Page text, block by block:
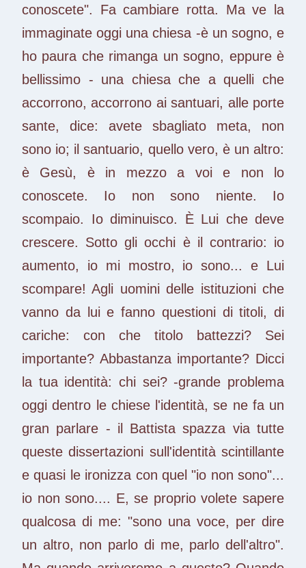
conoscete". Fa cambiare rotta. Ma ve la
immaginate oggi una chiesa -è un sogno, e
ho paura che rimanga un sogno, eppure è
bellissimo - una chiesa che a quelli che
accorrono, accorrono ai santuari, alle porte
sante, dice: avete sbagliato meta, non
sono io; il santuario, quello vero, è un altro:
è Gesù, è in mezzo a voi e non lo
conoscete. Io non sono niente. Io
scompaio. Io diminuisco. È Lui che deve
crescere. Sotto gli occhi è il contrario: io
aumento, io mi mostro, io sono... e Lui
scompare! Agli uomini delle istituzioni che
vanno da lui e fanno questioni di titoli, di
cariche: con che titolo battezzi? Sei
importante? Abbastanza importante? Dicci
la tua identità: chi sei? -grande problema
oggi dentro le chiese l'identità, se ne fa un
gran parlare - il Battista spazza via tutte
queste dissertazioni sull'identità scintillante
e quasi le ironizza con quel "io non sono"...
io non sono.... E, se proprio volete sapere
qualcosa di me: "sono una voce, per dire
un altro, non parlo di me, parlo dell'altro".